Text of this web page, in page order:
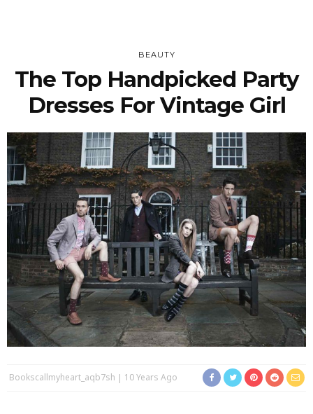
BEAUTY
The Top Handpicked Party
Dresses For Vintage Girl
Bookscallmyheart_aqb7sh 10 Years Ago